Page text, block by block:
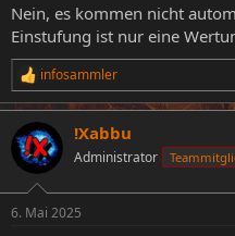
Nein, es kommen nicht
Einstufung ist nur eine
R
e
a
k
t
i
e
infosammler
!Xabbu
Administrator
6. Mai 2025